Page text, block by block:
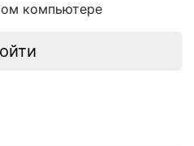
компьютере